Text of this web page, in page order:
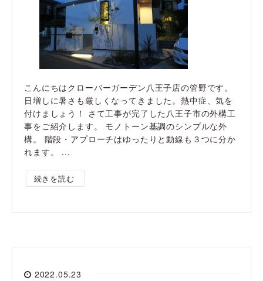
こんにちはクローバーガーデン八王子店の管野です。
日増しに暑さも厳しくなってきました。熱中症、気を
付けましょう！ さて工事が完了した八王子市の外構工
事をご紹介します。 モノトーン基調のシンプルな外
構。 階段・アプローチはゆったりと動線も３つに分か
れます。 ...
続きを読む
2022.05.23